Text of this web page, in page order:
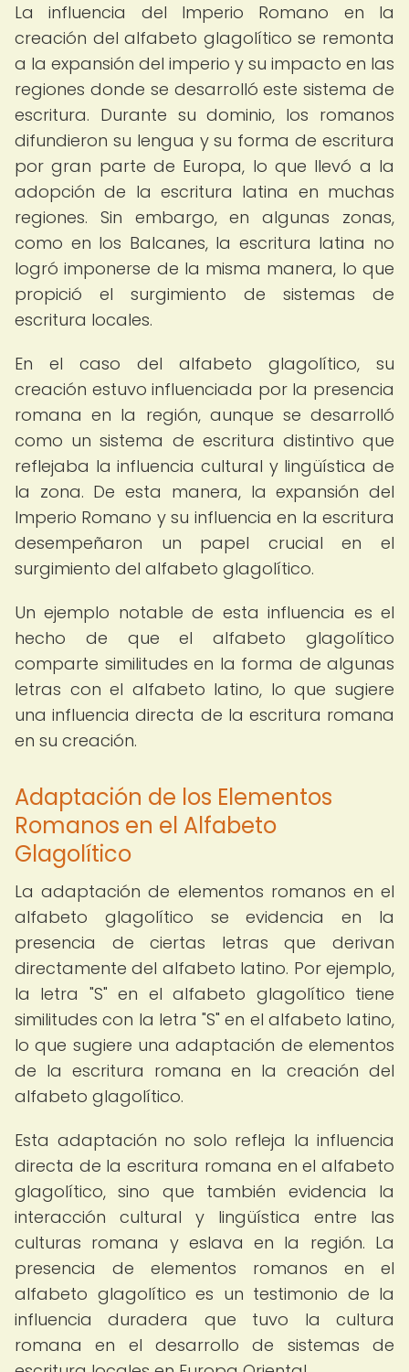
La influencia del Imperio Romano en la
creación del alfabeto glagolítico se remonta
a la expansión del imperio y su impacto en las
regiones donde se desarrolló este sistema de
escritura. Durante su dominio, los romanos
difundieron su lengua y su forma de escritura
por gran parte de Europa, lo que llevó a la
adopción de la escritura latina en muchas
regiones. Sin embargo, en algunas zonas,
como en los Balcanes, la escritura latina no
logró imponerse de la misma manera, lo que
propició el surgimiento de sistemas de
escritura locales.
En el caso del alfabeto glagolítico, su
creación estuvo influenciada por la presencia
romana en la región, aunque se desarrolló
como un sistema de escritura distintivo que
reflejaba la influencia cultural y lingüística de
la zona. De esta manera, la expansión del
Imperio Romano y su influencia en la escritura
desempeñaron un papel crucial en el
surgimiento del alfabeto glagolítico.
Un ejemplo notable de esta influencia es el
hecho de que el alfabeto glagolítico
comparte similitudes en la forma de algunas
letras con el alfabeto latino, lo que sugiere
una influencia directa de la escritura romana
en su creación.
Adaptación de los Elementos
Romanos en el Alfabeto
Glagolítico
La adaptación de elementos romanos en el
alfabeto glagolítico se evidencia en la
presencia de ciertas letras que derivan
directamente del alfabeto latino. Por ejemplo,
la letra "S" en el alfabeto glagolítico tiene
similitudes con la letra "S" en el alfabeto latino,
lo que sugiere una adaptación de elementos
de la escritura romana en la creación del
alfabeto glagolítico.
Esta adaptación no solo refleja la influencia
directa de la escritura romana en el alfabeto
glagolítico, sino que también evidencia la
interacción cultural y lingüística entre las
culturas romana y eslava en la región. La
presencia de elementos romanos en el
alfabeto glagolítico es un testimonio de la
influencia duradera que tuvo la cultura
romana en el desarrollo de sistemas de